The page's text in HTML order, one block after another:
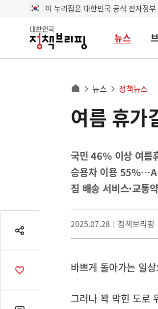
이 누리집은 대한민국 공식 전자정
대
민
뉴스
으
로
뉴스 정책뉴스
공
기
공
여름 휴
국민 46% 이상 여름
승용차 이용
짐 배송 서비스·교통
2025.07.28 정책브리핑
바쁘게 돌아가는 일
그러나 꽉 막힌 도로